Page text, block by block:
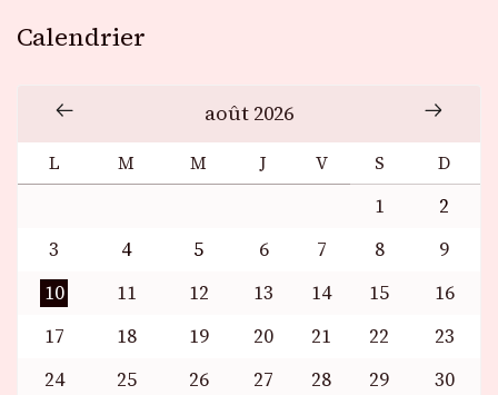
Calendrier
août 2026
L M M J V S D
1
2
3
4 5 6 7 8
9
10
11 12 13 14 15
16
17
18 19 20 21 22
23
24
25 26 27 28 29
30